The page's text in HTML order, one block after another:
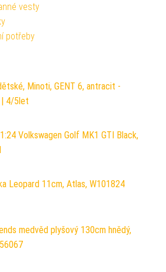
vesty
potřeby
Minoti, GENT 6, antracit -
4/5let
Volkswagen Golf MK1 GTI Black,
Leopard 11cm, Atlas, W101824
medvěd plyšový 130cm hnědý,